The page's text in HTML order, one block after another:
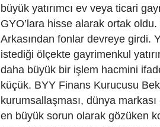
büyük yatırımcı ev veya ticari
GYO’lara hisse alarak ortak oldu.
Arkasından fonlar devreye girdi.
istediği ölçekte gayrimenkul
daha büyük bir işlem hacmini
küçük. BYY Finans Kurucusu
kurumsallaşması, dünya
en büyük sorun olarak gözüken